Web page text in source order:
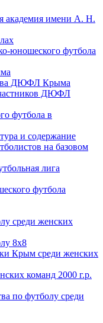
академия имени А. Н.
юношеского футбола
ДЮФЛ Крыма
ДЮФЛ
футбола в
и содержание
на базовом
лига
футбола
среди женских
8х8
Крым среди женских
команд 2000 г.р.
по футболу среди